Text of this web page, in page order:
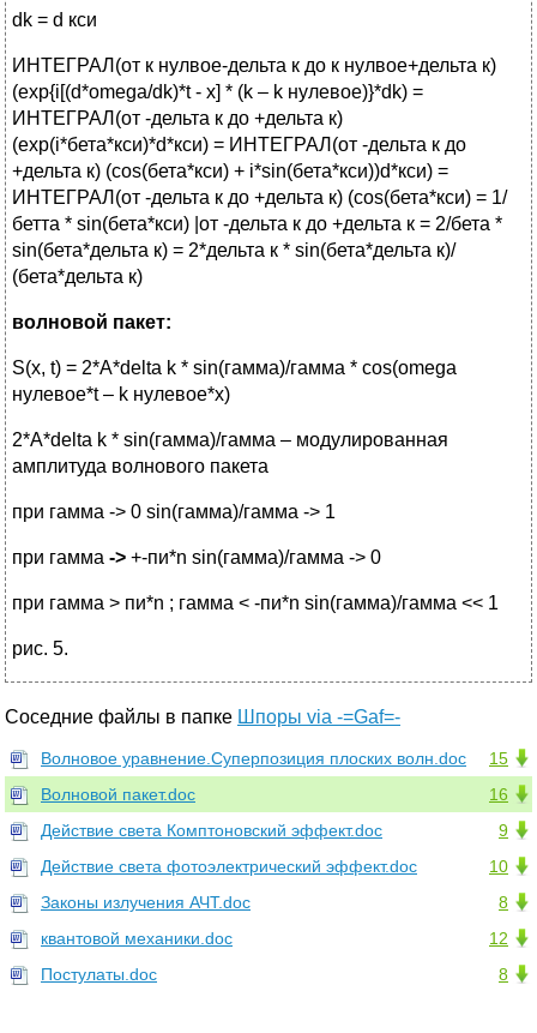
dk = d кси
ИНТЕГРАЛ(от к нулвое-дельта к до к нулвое+дельта к)
(exp{i[(d*omega/dk)*t - x] * (k – k нулевое)}*dk) =
ИНТЕГРАЛ(от -дельта к до +дельта к)
(exp(i*бета*кси)*d*кси) = ИНТЕГРАЛ(от -дельта к до
+дельта к) (cos(бета*кси) + i*sin(бета*кси))d*кси) =
ИНТЕГРАЛ(от -дельта к до +дельта к) (cos(бета*кси) = 1/
бетта * sin(бета*кси) |от -дельта к до +дельта к = 2/бета *
sin(бета*дельта к) = 2*дельта к * sin(бета*дельта к)/
(бета*дельта к)
волновой пакет:
S(x, t) = 2*A*delta k * sin(гамма)/гамма * cos(omega
нулевое*t – k нулевое*х)
2*A*delta k * sin(гамма)/гамма – модулированная
амплитуда волнового пакета
при гамма -> 0 sin(гамма)/гамма -> 1
при гамма -> +-пи*n sin(гамма)/гамма -> 0
при гамма > пи*n ; гамма < -пи*n sin(гамма)/гамма << 1
рис. 5.
Соседние файлы в папке Шпоры via -=Gaf=-
15
Волновое уравнение.Суперпозиция плоских волн.doc
16
Волновой пакет.doc
9
Действие света Комптоновский эффект.doc
10
Действие света фотоэлектрический эффект.doc
8
Законы излучения АЧТ.doc
12
квантовой механики.doc
8
Постулаты.doc